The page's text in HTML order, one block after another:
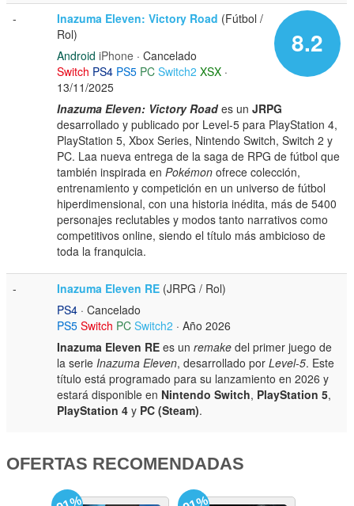
-
8.2
Inazuma Eleven: Victory Road (Fútbol /
Rol)
Android iPhone · Cancelado
Switch PS4 PS5 PC Switch2 XSX ·
13/11/2025
Inazuma Eleven: Victory Roades unJRPG
desarrollado y publicado por Level-5 para PlayStation 4,
PlayStation 5, Xbox Series, Nintendo Switch, Switch 2 y
PC. Laa nueva entrega de la saga de RPG de fútbol que
también inspirada enPokémon ofrece colección,
entrenamiento y competición en un universo de fútbol
hiperdimensional, con una historia inédita, más de 5400
personajes reclutables y modos tanto narrativos como
competitivos online, siendo el título más ambicioso de
toda la franquicia.
- Inazuma Eleven RE (JRPG / Rol)
PS4 · Cancelado
PS5 Switch PC Switch2 · Año 2026
Inazuma Eleven RE es unremake del primer juego de
la serie Inazuma Eleven, desarrollado porLevel-5. Este
título está programado para su lanzamiento en 2026 y
estará disponible en Nintendo Switch, PlayStation 5,
PlayStation 4 y PC (Steam).
OFERTAS RECOMENDADAS